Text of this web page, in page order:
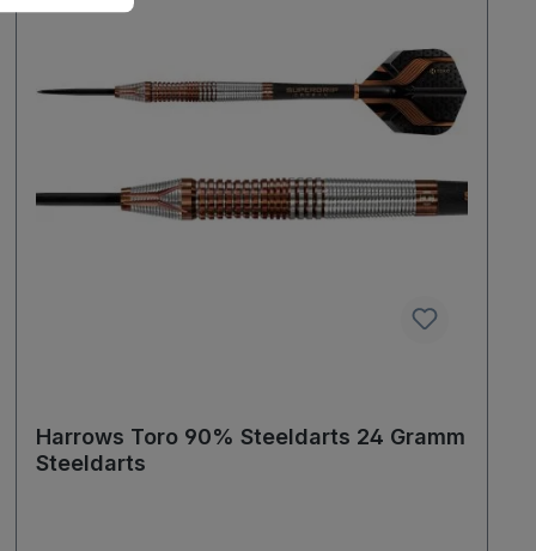
Harrows Toro 90% Steeldarts 24 Gramm
Steeldarts